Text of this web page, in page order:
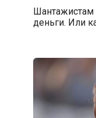
Шантажистам
деньги. Или